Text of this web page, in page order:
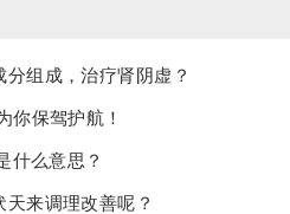
组成，治疗肾阴虚？
你保驾护航！
什么意思？
来调理改善呢？